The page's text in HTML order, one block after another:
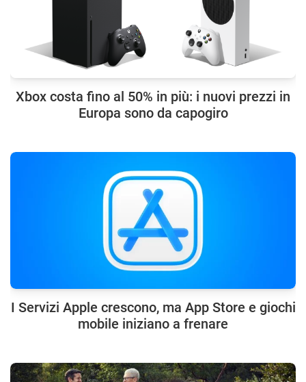
Xbox costa fino al 50% in più: i nuovi prezzi in
Europa sono da capogiro
I Servizi Apple crescono, ma App Store e giochi
mobile iniziano a frenare